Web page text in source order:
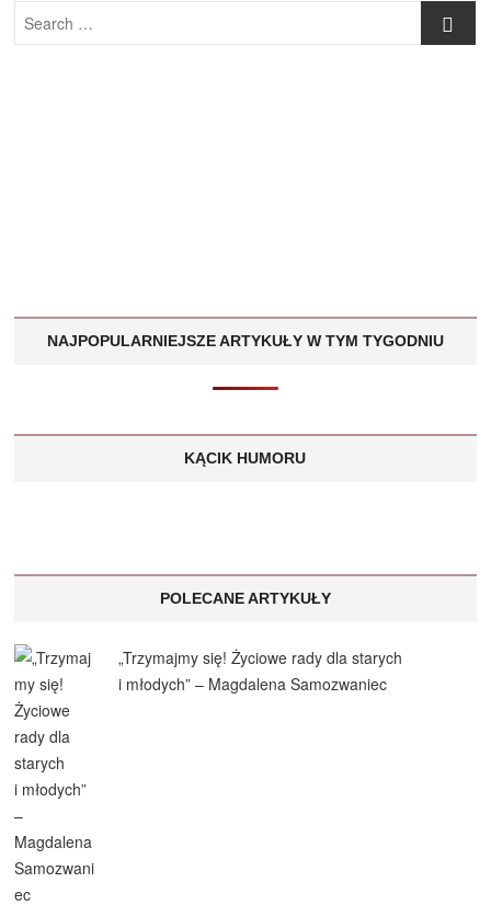
Search
…
NAJPOPULARNIEJSZE ARTYKUŁY W TYM TYGODNIU
KĄCIK HUMORU
POLECANE ARTYKUŁY
„Trzymajmy się! Życiowe rady dla starych
i młodych” – Magdalena Samozwaniec